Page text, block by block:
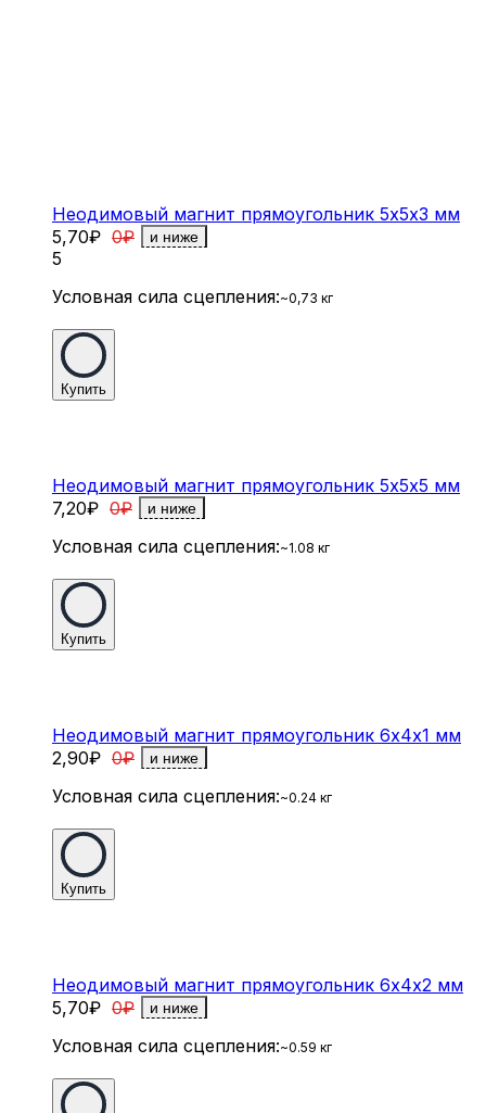
Неодимовый магнит прямоугольник 5х5х3 мм
5,70₽ 0₽ и ниже
5
Условная сила сцепления:~0,73 кг
Купить
Неодимовый магнит прямоугольник 5х5х5 мм
7,20₽ 0₽ и ниже
Условная сила сцепления:~1.08 кг
Купить
Неодимовый магнит прямоугольник 6х4х1 мм
2,90₽ 0₽ и ниже
Условная сила сцепления:~0.24 кг
Купить
Неодимовый магнит прямоугольник 6х4х2 мм
5,70₽ 0₽ и ниже
Условная сила сцепления:~0.59 кг